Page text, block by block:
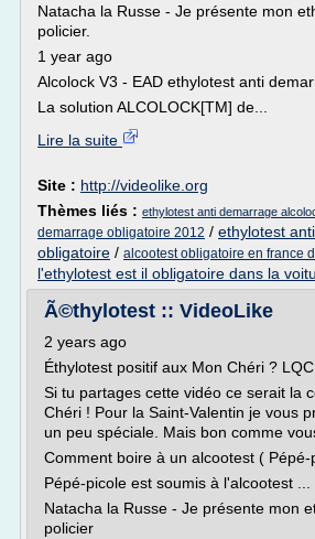
Natacha la Russe - Je présente mon
policier.
1 year ago
Alcolock V3 - EAD ethylotest anti
La solution ALCOLOCK[TM] de...
Lire la suite
Site : http://videolike.org
Thèmes liés : ethylotest anti demarrage
demarrage obligatoire 2012 / ethylotest
obligatoire / alcootest obligatoire en france
l'ethylotest est il obligatoire dans la
Ã©thylotest :: VideoLike
2 years ago
Éthylotest positif aux Mon Chéri ?
Si tu partages cette vidéo ce serait la
Chéri ! Pour la Saint-Valentin je vous
un peu spéciale. Mais bon comme
Comment boire à un alcootest ( Pépé-
Pépé-picole est soumis à l'alcootest ...
Natacha la Russe - Je présente mon
policier